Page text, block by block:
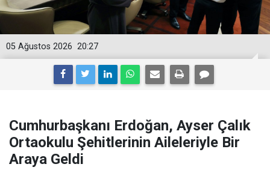
20:27
05 Ağustos 2026
Cumhurbaşkanı Erdoğan, Ayser Çalık
Ortaokulu Şehitlerinin Aileleriyle Bir
Araya Geldi